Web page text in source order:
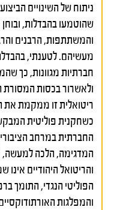
ניתוח של השינויים
שהוטמעו בהבדלות,
והמשתתפות, הרבנים
מעשיהם. לטענתי,
חברתיות מגוונות, כך
ולאשרור בכסות המסורת
ריטואלית זו ממקמת את
כשחקנית פוליטית
החברתית במרחב
המדגימה, הלכה
והריטואל היהודיים
הפוליטי הנגדי, התומך
והמפלגות